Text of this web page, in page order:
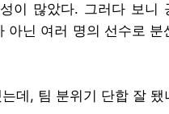
이 많았다. 그러다 보니
아닌 여러 명의 선수로
데, 팀 분위기 단합 잘 됐